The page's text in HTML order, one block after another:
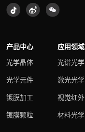
产品中心
光学晶体
光学元件
镀膜加工
镀膜颗粒
应用领域
光谱光学
激光光学
视觉红外
材料光学